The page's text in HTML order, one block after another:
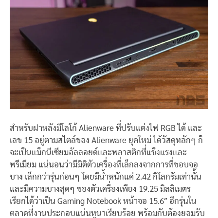
สำหรับฝาหลังมีโลโก้ Alienware ที่ปรับแต่งไฟ RGB ได้ และ
เลข 15 อยู่ตามสไตล์ของ Alienware ยุคใหม่ ได้วัสดุหลักๆ ก็
จะเป็นแม็กนีเซียมอัลลอยด์และพลาสติกที่แข็งแรงและ
พรีเมียม แน่นอนว่ามีมิติตัวเครื่องที่เล็กลงจากการที่ขอบจอ
บาง เล็กกว่ารุ่นก่อนๆ โดยมีน้ำหนักแค่ 2.42 กิโลกรัมเท่านั้น
และมีความบางสุดๆ ของตัวเครื่องเพียง 19.25 มิลลิเมตร
เรียกได้ว่าเป็น Gaming Notebook หน้าจอ 15.6″ อีกรุ่นใน
ตลาดที่งานประกอบแน่นหนาเรียบร้อย พร้อมกับต้องยอมรับ